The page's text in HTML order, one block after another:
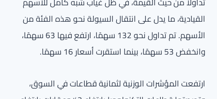
القيادية، ما يدل على انتقال السيولة نحو هذه الفئة من
الأسهم. تم تداول نحو 132 سهمًا، ارتفع فيها 63 سهمًا،
وانخفض 53 سهمًا، بينما استقرت أسعار 16 سهمًا.
ارتفعت المؤشرات الوزنية لثمانية قطاعات في السوق،